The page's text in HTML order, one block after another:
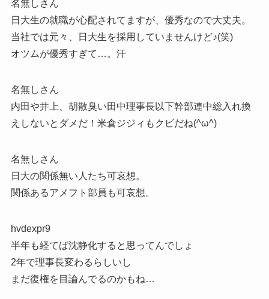
名無しさん
日大生の就職が心配されてますが、優秀なので大丈夫。
当社では元々、日大生を採用していませんけど♪(笑)
オツムが優秀すぎて…。汗
名無しさん
内田や井上、胡散臭い田中理事長以下幹部連中総入れ換
えしないとダメだ！米倉ジジィもクビだね(^ω^)
名無しさん
日大の関係無い人たち可哀想。
関係あるアメフト部員も可哀想。
hvdexpr9
半年も経てば沈静化すると思ってんでしょ
2年で理事長変わるらしいし
まだ復権を目論んでるのかもね…